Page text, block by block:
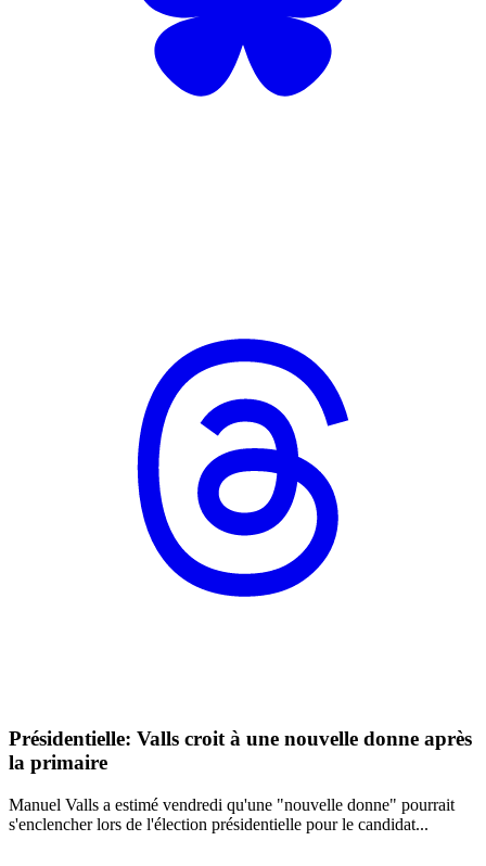
Présidentielle: Valls croit à une nouvelle donne après
la primaire
Manuel Valls a estimé vendredi qu'une "nouvelle donne" pourrait
s'enclencher lors de l'élection présidentielle pour le candidat...